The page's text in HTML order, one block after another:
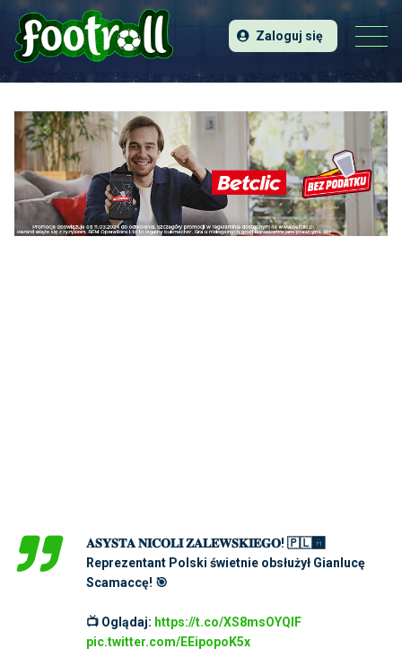
Zaloguj się
𝐀𝐒𝐘𝐒𝐓𝐀 𝐍𝐈𝐂𝐎𝐋𝐈 𝐙𝐀𝐋𝐄𝐖𝐒𝐊𝐈𝐄𝐆𝐎! 🇵🇱🅰️
Reprezentant Polski świetnie obsłużył Gianlucę
Scamaccę! 🎯
📺 Oglądaj: https://t.co/XS8msOYQlF
pic.twitter.com/EEipopoK5x